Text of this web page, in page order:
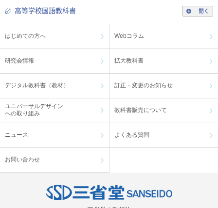
高等学校国語教科書 開く
はじめての方へ Webコラム
研究会情報 拡大教科書
デジタル教科書（教材） 訂正・変更のお知らせ
ユニバーサルデザイン
への取り組み
教科書販売について
ニュース よくある質問
お問い合わせ